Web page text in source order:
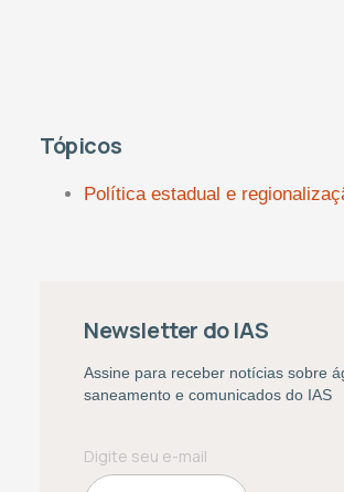
Tópicos
Política estadual e
Newsletter do IAS
Assine para receber notícias sobre
saneamento e comunicados do IAS